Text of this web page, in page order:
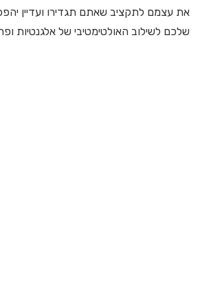
את עצמם לתקציב שאתם תגדירו ועדיין
שלכם לשילוב האולטימטיבי של אלגנטיות